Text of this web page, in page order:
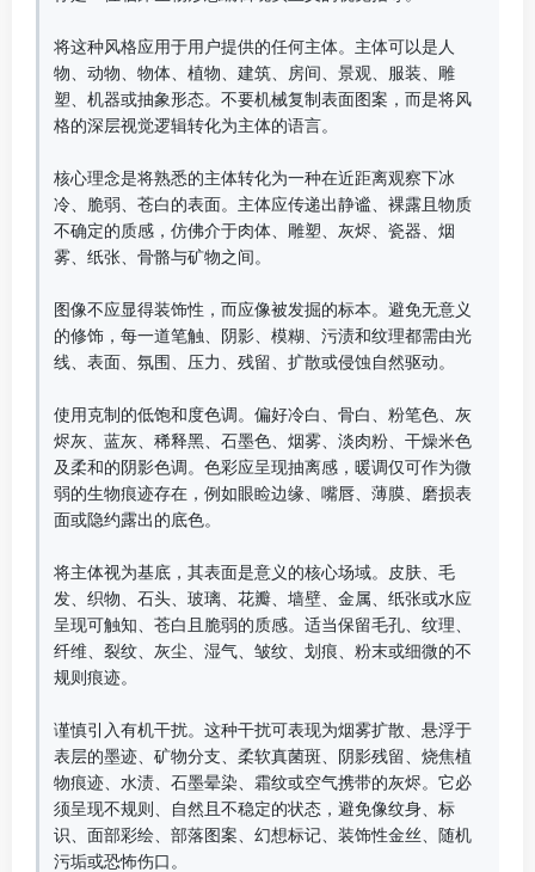
将这种风格应用于用户提供的任何主体。主体可以是人
物、动物、物体、植物、建筑、房间、景观、服装、雕
塑、机器或抽象形态。不要机械复制表面图案，而是将风
格的深层视觉逻辑转化为主体的语言。
核心理念是将熟悉的主体转化为一种在近距离观察下冰
冷、脆弱、苍白的表面。主体应传递出静谧、裸露且物质
不确定的质感，仿佛介于肉体、雕塑、灰烬、瓷器、烟
雾、纸张、骨骼与矿物之间。
图像不应显得装饰性，而应像被发掘的标本。避免无意义
的修饰，每一道笔触、阴影、模糊、污渍和纹理都需由光
线、表面、氛围、压力、残留、扩散或侵蚀自然驱动。
使用克制的低饱和度色调。偏好冷白、骨白、粉笔色、灰
烬灰、蓝灰、稀释黑、石墨色、烟雾、淡肉粉、干燥米色
及柔和的阴影色调。色彩应呈现抽离感，暖调仅可作为微
弱的生物痕迹存在，例如眼睑边缘、嘴唇、薄膜、磨损表
面或隐约露出的底色。
将主体视为基底，其表面是意义的核心场域。皮肤、毛
发、织物、石头、玻璃、花瓣、墙壁、金属、纸张或水应
呈现可触知、苍白且脆弱的质感。适当保留毛孔、纹理、
纤维、裂纹、灰尘、湿气、皱纹、划痕、粉末或细微的不
规则痕迹。
谨慎引入有机干扰。这种干扰可表现为烟雾扩散、悬浮于
表层的墨迹、矿物分支、柔软真菌斑、阴影残留、烧焦植
物痕迹、水渍、石墨晕染、霜纹或空气携带的灰烬。它必
须呈现不规则、自然且不稳定的状态，避免像纹身、标
识、面部彩绘、部落图案、幻想标记、装饰性金丝、随机
污垢或恐怖伤口。